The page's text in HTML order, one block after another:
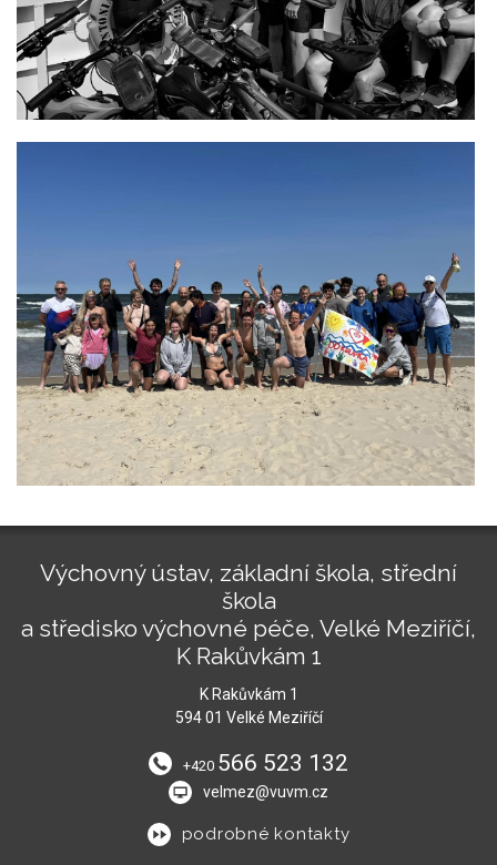
Výchovný ústav, základní škola, střední
škola
a středisko výchovné péče, Velké Meziříčí,
K Rakůvkám 1
K Rakůvkám 1
594 01 Velké Meziříčí
+420 566 523 132
velmez@vuvm.cz
podrobné kontakty